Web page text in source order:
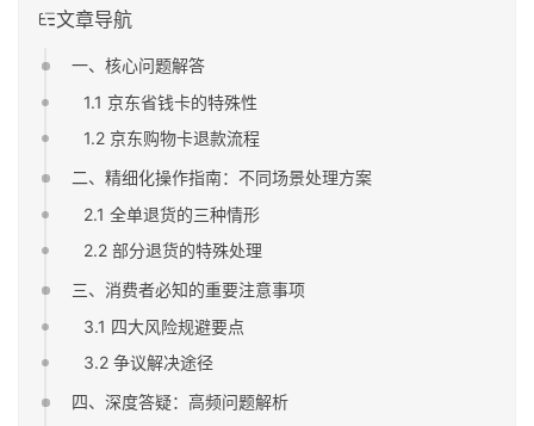
文章导航
一、核心问题解答
1.1 京东省钱卡的特殊性
1.2 京东购物卡退款流程
二、精细化操作指南：不同场景处理方案
2.1 全单退货的三种情形
2.2 部分退货的特殊处理
三、消费者必知的重要注意事项
3.1 四大风险规避要点
3.2 争议解决途径
四、深度答疑：高频问题解析